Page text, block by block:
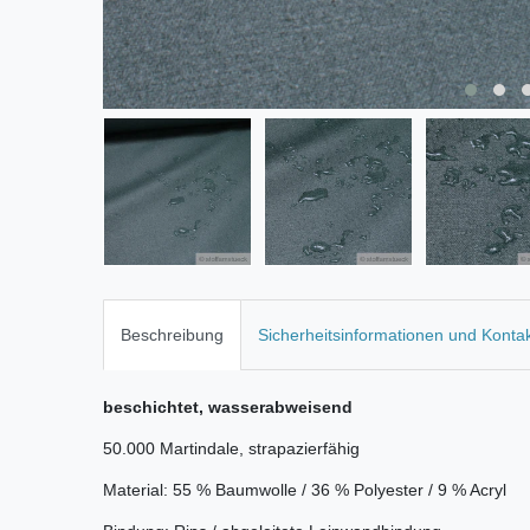
Beschreibung Sicherheitsinformationen und
beschichtet, wasserabweisend
50.000 Martindale, strapazierfähig
Material: 55 % Baumwolle / 36 % Polyester / 9 % Acryl